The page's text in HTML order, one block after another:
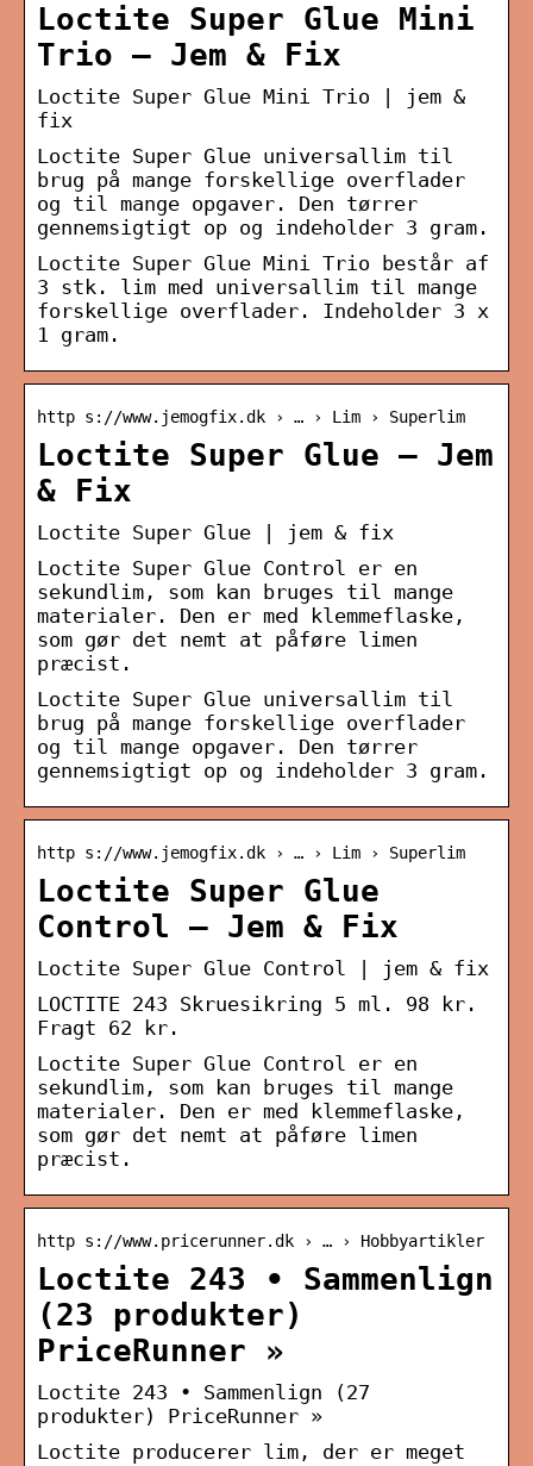
Loctite Super Glue Mini
Trio – Jem & Fix
Loctite Super Glue Mini Trio | jem &
fix
Loctite Super Glue universallim til
brug på mange forskellige overflader
og til mange opgaver. Den tørrer
gennemsigtigt op og indeholder 3 gram.
Loctite Super Glue Mini Trio består af
3 stk. lim med universallim til mange
forskellige overflader. Indeholder 3 x
1 gram.
http s://www.jemogfix.dk › … › Lim › Superlim
Loctite Super Glue – Jem
& Fix
Loctite Super Glue | jem & fix
Loctite Super Glue Control er en
sekundlim, som kan bruges til mange
materialer. Den er med klemmeflaske,
som gør det nemt at påføre limen
præcist.
Loctite Super Glue universallim til
brug på mange forskellige overflader
og til mange opgaver. Den tørrer
gennemsigtigt op og indeholder 3 gram.
http s://www.jemogfix.dk › … › Lim › Superlim
Loctite Super Glue
Control – Jem & Fix
Loctite Super Glue Control | jem & fix
LOCTITE 243 Skruesikring 5 ml. 98 kr.
Fragt 62 kr.
Loctite Super Glue Control er en
sekundlim, som kan bruges til mange
materialer. Den er med klemmeflaske,
som gør det nemt at påføre limen
præcist.
http s://www.pricerunner.dk › … › Hobbyartikler
Loctite 243 • Sammenlign
(23 produkter)
PriceRunner »
Loctite 243 • Sammenlign (27
produkter) PriceRunner »
Loctite producerer lim, der er meget